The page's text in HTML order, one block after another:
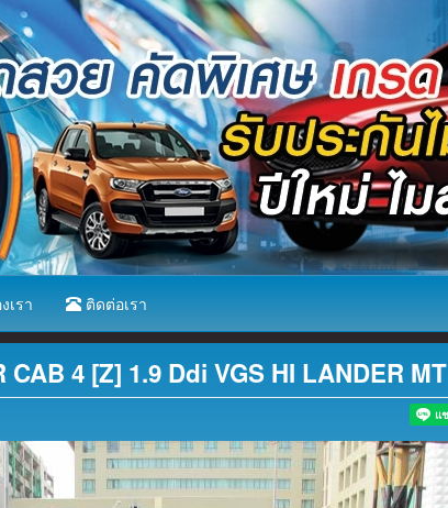
เรา ติดต่อเรา
CAB 4 [Z] 1.9 Ddi VGS HI LANDER MT